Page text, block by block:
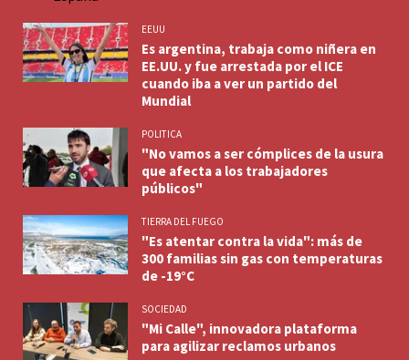
EEUU
Es argentina, trabaja como niñera en
EE.UU. y fue arrestada por el ICE
cuando iba a ver un partido del
Mundial
POLITICA
"No vamos a ser cómplices de la usura
que afecta a los trabajadores
públicos"
TIERRA DEL FUEGO
"Es atentar contra la vida": más de
300 familias sin gas con temperaturas
de -19°C
SOCIEDAD
"Mi Calle", innovadora plataforma
para agilizar reclamos urbanos